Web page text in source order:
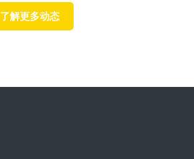
了解更多动态